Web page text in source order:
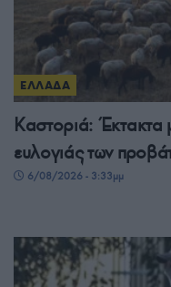
ΕΛΛΑΔΑ
Καστοριά: Έκτακτα
ευλογιάς των
6/08/2026 - 3:33μμ